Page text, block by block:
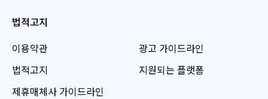
법적고지
이용약관
법적고지
제휴매체사 가이드라인
광고 가이드라인
지원되는 플랫폼